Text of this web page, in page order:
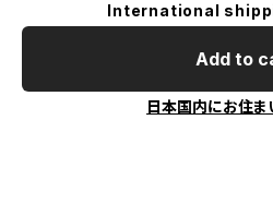
International
Add to
日本国内にお住ま